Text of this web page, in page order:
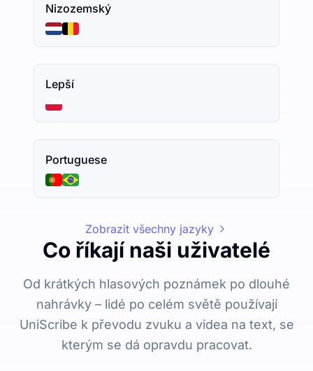
Nizozemský
Lepší
Portuguese
Zobrazit všechny jazyky
Co říkají naši uživatelé
Od krátkých hlasových poznámek po dlouhé
nahrávky – lidé po celém světě používají
UniScribe k převodu zvuku a videa na text, se
kterým se dá opravdu pracovat.